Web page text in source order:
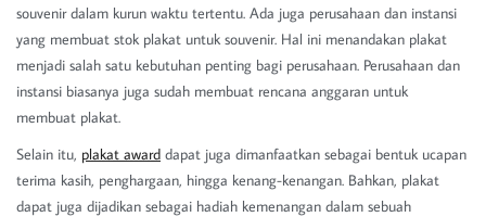
souvenir dalam kurun waktu tertentu. Ada juga perusahaan dan instansi
yang membuat stok plakat untuk souvenir. Hal ini menandakan plakat
menjadi salah satu kebutuhan penting bagi perusahaan. Perusahaan dan
instansi biasanya juga sudah membuat rencana anggaran untuk
membuat plakat.
Selain itu, plakat award dapat juga dimanfaatkan sebagai bentuk ucapan
terima kasih, penghargaan, hingga kenang-kenangan. Bahkan, plakat
dapat juga dijadikan sebagai hadiah kemenangan dalam sebuah